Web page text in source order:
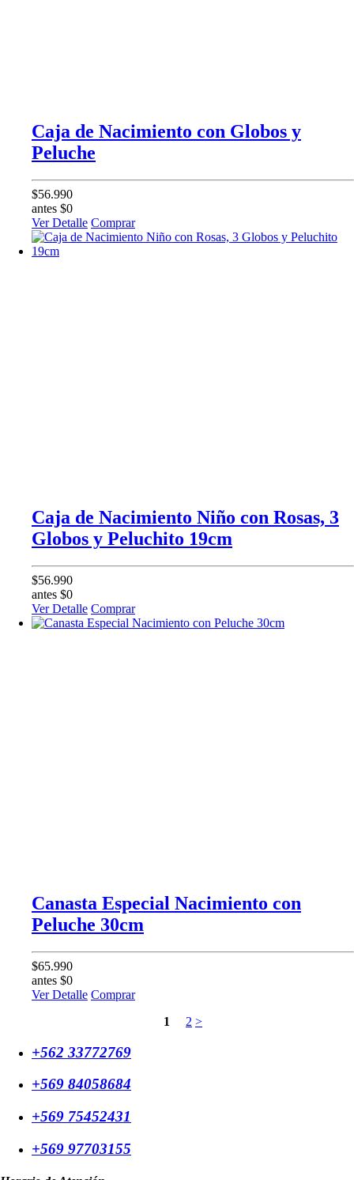
Caja de Nacimiento con Globos y
Peluche
$56.990
antes $0
Ver Detalle Comprar
Caja de Nacimiento Niño con Rosas, 3
Globos y Peluchito 19cm
$56.990
antes $0
Ver Detalle Comprar
Canasta Especial Nacimiento con
Peluche 30cm
$65.990
antes $0
Ver Detalle Comprar
1
2 >
+562 33772769
+569 84058684
+569 75452431
+569 97703155